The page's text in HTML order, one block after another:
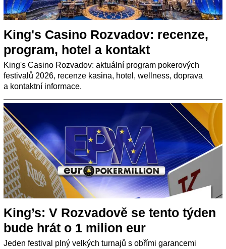
King's Casino Rozvadov: recenze,
program, hotel a kontakt
King's Casino Rozvadov: aktuální program pokerových
festivalů 2026, recenze kasina, hotel, wellness, doprava
a kontaktní informace.
King’s: V Rozvadově se tento týden
bude hrát o 1 milion eur
Jeden festival plný velkých turnajů s obřími garancemi